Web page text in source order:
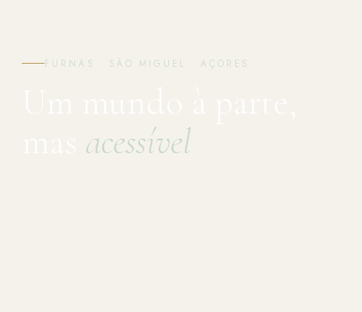
FURNAS · SÃO MIGUEL · AÇORES
acessível